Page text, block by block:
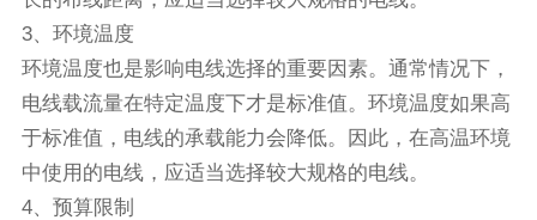
3、环境温度
环境温度也是影响电线选择的重要因素。通常情况下，
电线载流量在特定温度下才是标准值。环境温度如果高
于标准值，电线的承载能力会降低。因此，在高温环境
中使用的电线，应适当选择较大规格的电线。
4、预算限制